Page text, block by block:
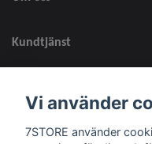
Kundtjänst
Sociala medier
Vi använder
7STORE använder